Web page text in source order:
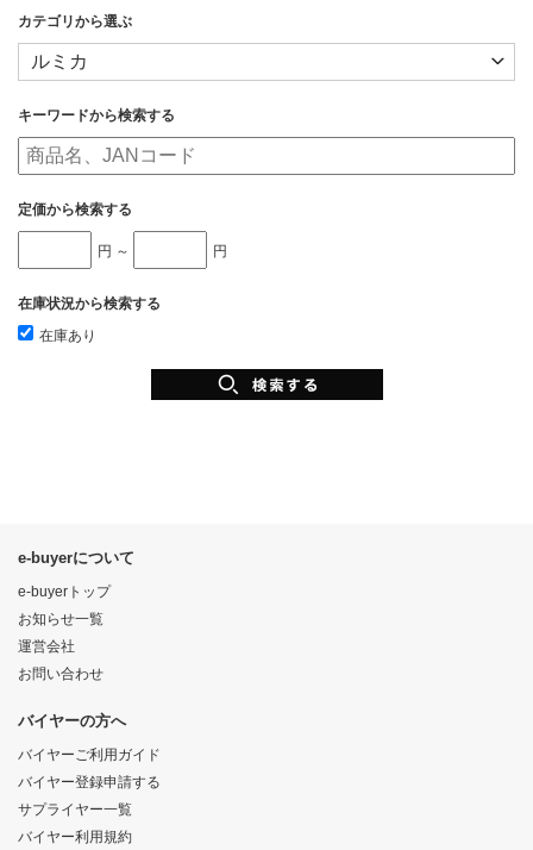
カテゴリから選ぶ
キーワードから検索する
定価から検索する
円 ～ 円
在庫状況から検索する
在庫あり
e-buyerについて
e-buyerトップ
お知らせ一覧
運営会社
お問い合わせ
バイヤーの方へ
バイヤーご利用ガイド
バイヤー登録申請する
サプライヤー一覧
バイヤー利用規約